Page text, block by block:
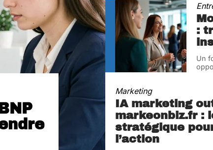
:
Un
Marketing
IA marketing
markeonbiz.fr :
stratégique
l’action